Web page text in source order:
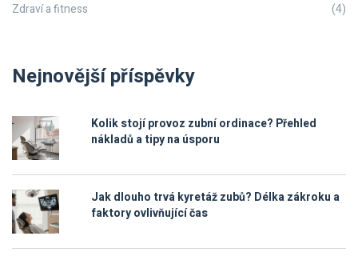
Zdraví a fitness (4)
Nejnovější příspěvky
Kolik stojí provoz zubní ordinace? Přehled
nákladů a tipy na úsporu
Jak dlouho trvá kyretáž zubů? Délka zákroku a
faktory ovlivňující čas